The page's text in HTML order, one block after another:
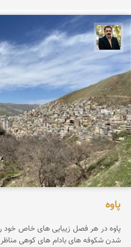
عدنان مرادی
پاوه
پاوه در هر فصل زیبایی های خاص خود
شدن شکوفه های بادام های کوهی